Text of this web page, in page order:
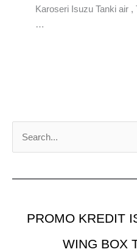
Karoseri Isuzu Tanki air
…
PROMO KREDIT
WING BOX